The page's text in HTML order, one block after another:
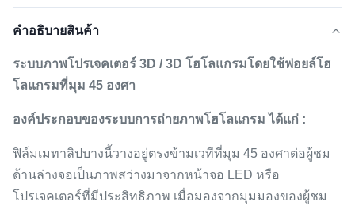
คําอธิบายสินค้า
ระบบภาพโปรเจคเตอร์ 3D / 3D โฮโลแกรมโดยใช้ฟอยล์โฮ
โลแกรมที่มุม 45 องศา
องค์ประกอบของระบบการถ่ายภาพโฮโลแกรม ได้แก่ :
ฟิล์มเมทาลิปบางนี้วางอยู่ตรงข้ามเวทีที่มุม 45 องศาต่อผู้ชม
ด้านล่างจอเป็นภาพสว่างมาจากหน้าจอ LED หรือ
โปรเจคเตอร์ที่มีประสิทธิภาพ เมื่อมองจากมุมมองของผู้ชม